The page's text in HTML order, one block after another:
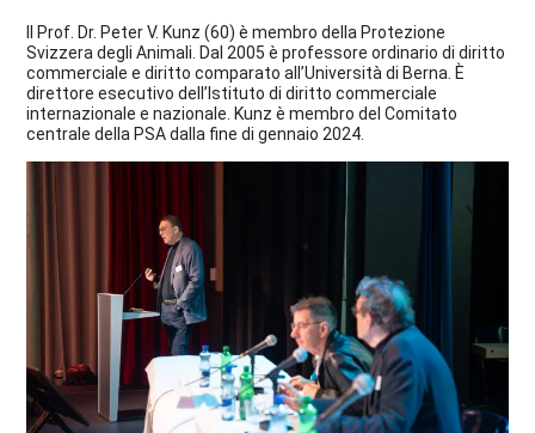
Il Prof. Dr. Peter V. Kunz (60) è membro della Protezione
Svizzera degli Animali. Dal 2005 è professore ordinario di diritto
commerciale e diritto comparato all’Università di Berna. È
direttore esecutivo dell’Istituto di diritto commerciale
internazionale e nazionale. Kunz è membro del Comitato
centrale della PSA dalla fine di gennaio 2024.